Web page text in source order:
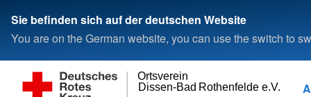
Sie befinden sich auf der deutschen Website
You are on the German website, you can use the switch to
Dissen-Bad Rothenfelde e.V.
Ortsverein